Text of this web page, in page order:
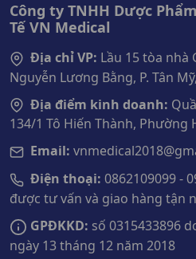
Công ty TNHH Dược
Tế VN Medical
Địa chỉ VP: Lầu 15 tòa nhà
Nguyễn Lương Bằng, P. Tân
Địa điểm kinh doanh:
134/1 Tô Hiến Thành, Phường
Email:
Điện thoại: 0862109099 -
được tư vấn và giao hàng tận
GPĐKKD: số 0315433896
ngày 13 tháng 12 năm 2018